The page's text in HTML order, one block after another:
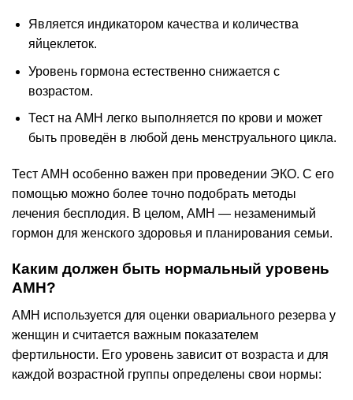
Является индикатором качества и количества
яйцеклеток.
Уровень гормона естественно снижается с
возрастом.
Тест на AMH легко выполняется по крови и может
быть проведён в любой день менструального цикла.
Тест AMH особенно важен при проведении ЭКО. С его
помощью можно более точно подобрать методы
лечения бесплодия. В целом, AMH — незаменимый
гормон для женского здоровья и планирования семьи.
Каким должен быть нормальный уровень
AMH?
AMH используется для оценки овариального резерва у
женщин и считается важным показателем
фертильности. Его уровень зависит от возраста и для
каждой возрастной группы определены свои нормы: